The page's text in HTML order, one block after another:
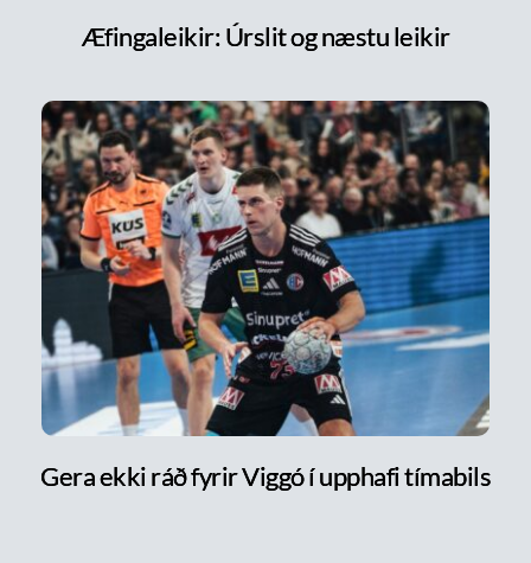
Æfingaleikir: Úrslit og næstu leikir
Gera ekki ráð fyrir Viggó í upphafi tímabils